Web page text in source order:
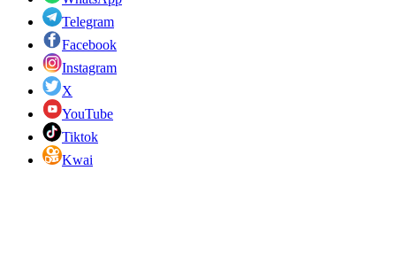
Telegram
Facebook
Instagram
X
YouTube
Tiktok
Kwai